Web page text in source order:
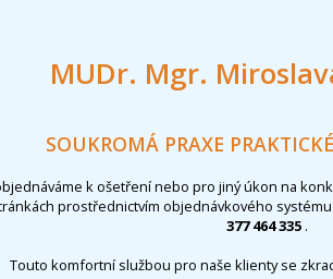
MUDr. Mgr.
SOUKROMÁ PRAXE
k ošetření nebo pro jiný úkon na
prostřednictvím objednávkového
377 464 335 .
Touto komfortní službou pro naše klienty se